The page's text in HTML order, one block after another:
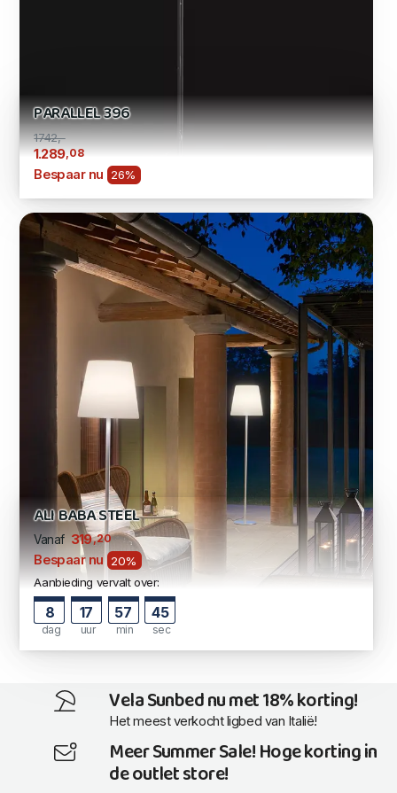
PARALLEL 396
1742,-
1.289,08
Bespaar nu 26%
ALI BABA STEEL
Vanaf 319,20
Bespaar nu 20%
Aanbieding vervalt over:
8
dag
17
uur
57
min
44
sec
Vela Sunbed nu met 18% korting!
Het meest verkocht ligbed van Italië!
Meer Summer Sale! Hoge korting in
de outlet store!